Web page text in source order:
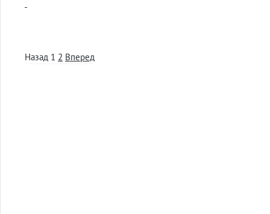
Назад 1 2 Вперед